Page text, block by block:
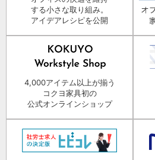
する小さな取り組み。
アイデアレシピを公開
4,000アイテム以上が揃う
コクヨ家具初の
公式オンラインショップ